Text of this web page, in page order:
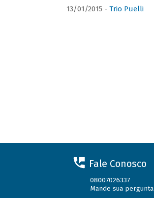
13/01/2015 - Trio Puelli
Fale Conosco
08007026337
Mande sua pergunta